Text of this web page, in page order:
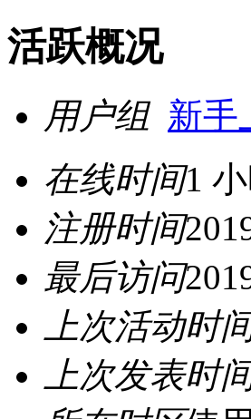
活跃概况
用户组 新手
在线时间1
注册时间
最后访问
上次活动时
上次发表时